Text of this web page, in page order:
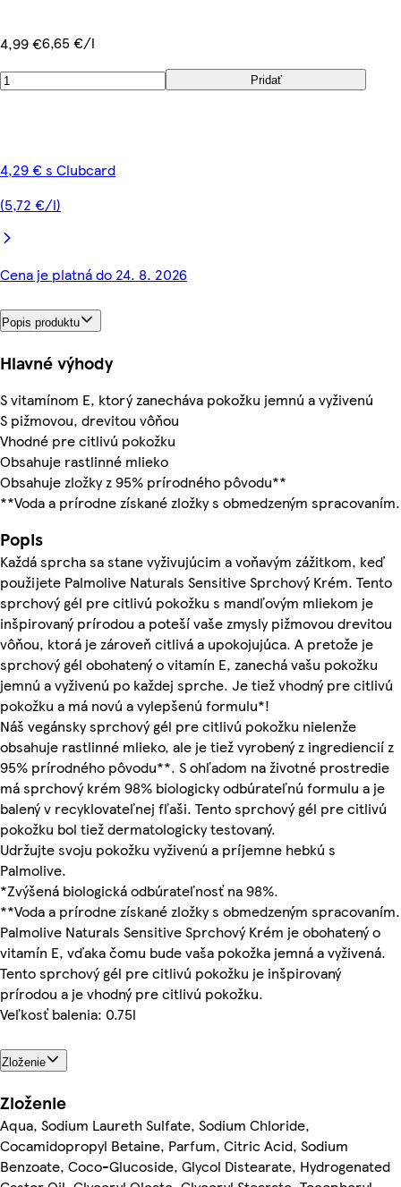
4,99 €6,65 €/l
Pridať
4,29 € s Clubcard
(5,72 €/l)
Cena je platná do 24. 8. 2026
Popis produktu
Hlavné výhody
S vitamínom E, ktorý zanecháva pokožku jemnú a vyživenú
S pižmovou, drevitou vôňou
Vhodné pre citlivú pokožku
Obsahuje rastlinné mlieko
Obsahuje zložky z 95% prírodného pôvodu**
**Voda a prírodne získané zložky s obmedzeným spracovaním.
Popis
Každá sprcha sa stane vyživujúcim a voňavým zážitkom, keď
použijete Palmolive Naturals Sensitive Sprchový Krém. Tento
sprchový gél pre citlivú pokožku s mandľovým mliekom je
inšpirovaný prírodou a poteší vaše zmysly pižmovou drevitou
vôňou, ktorá je zároveň citlivá a upokojujúca. A pretože je
sprchový gél obohatený o vitamín E, zanechá vašu pokožku
jemnú a vyživenú po každej sprche. Je tiež vhodný pre citlivú
pokožku a má novú a vylepšenú formulu*!
Náš vegánsky sprchový gél pre citlivú pokožku nielenže
obsahuje rastlinné mlieko, ale je tiež vyrobený z ingrediencií z
95% prírodného pôvodu**. S ohľadom na životné prostredie
má sprchový krém 98% biologicky odbúrateľnú formulu a je
balený v recyklovateľnej fľaši. Tento sprchový gél pre citlivú
pokožku bol tiež dermatologicky testovaný.
Udržujte svoju pokožku vyživenú a príjemne hebkú s
Palmolive.
*Zvýšená biologická odbúrateľnosť na 98%.
**Voda a prírodne získané zložky s obmedzeným spracovaním.
Palmolive Naturals Sensitive Sprchový Krém je obohatený o
vitamín E, vďaka čomu bude vaša pokožka jemná a vyživená.
Tento sprchový gél pre citlivú pokožku je inšpirovaný
prírodou a je vhodný pre citlivú pokožku.
Veľkosť balenia: 0.75l
Zloženie
Zloženie
Aqua, Sodium Laureth Sulfate, Sodium Chloride,
Cocamidopropyl Betaine, Parfum, Citric Acid, Sodium
Benzoate, Coco-Glucoside, Glycol Distearate, Hydrogenated